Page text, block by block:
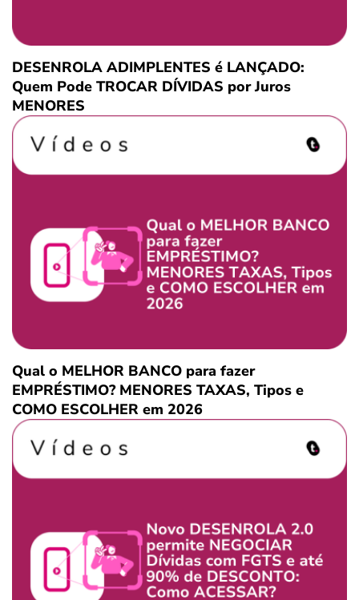
DESENROLA ADIMPLENTES é LANÇADO:
Quem Pode TROCAR DÍVIDAS por Juros
MENORES
Qual o MELHOR BANCO para fazer
EMPRÉSTIMO? MENORES TAXAS, Tipos e
COMO ESCOLHER em 2026